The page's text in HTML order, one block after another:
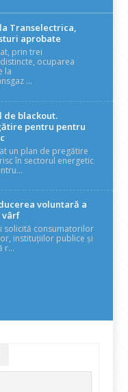
Transelectrica,
aprobate
prin trei
ocuparea
la
...
de blackout.
pentru pentru
un plan de pregătire
în sectorul energetic
voluntară a
vârf
solicită consumatorilor
instituțiilor publice și
r...